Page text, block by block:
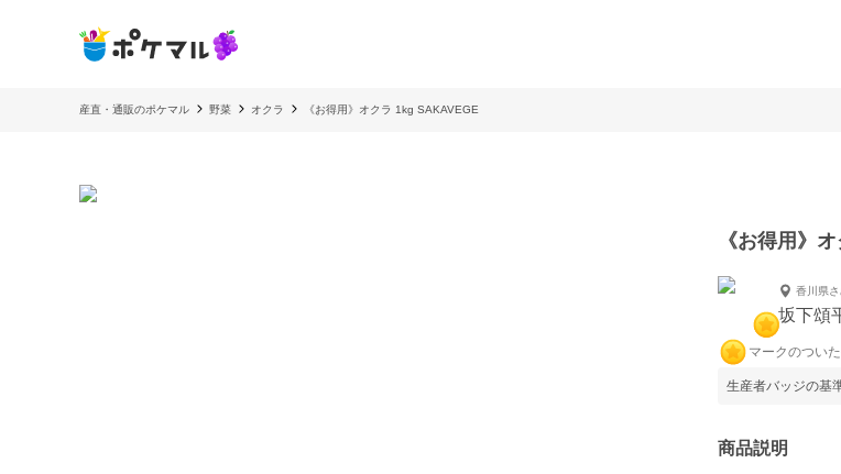
産直・通販のポケマル 野菜 オクラ 《お得用》オクラ 1kg SAKAVEGE
《お得用》
香川県
坂下頌
マークのつい
生産者バッジの基
商品説明